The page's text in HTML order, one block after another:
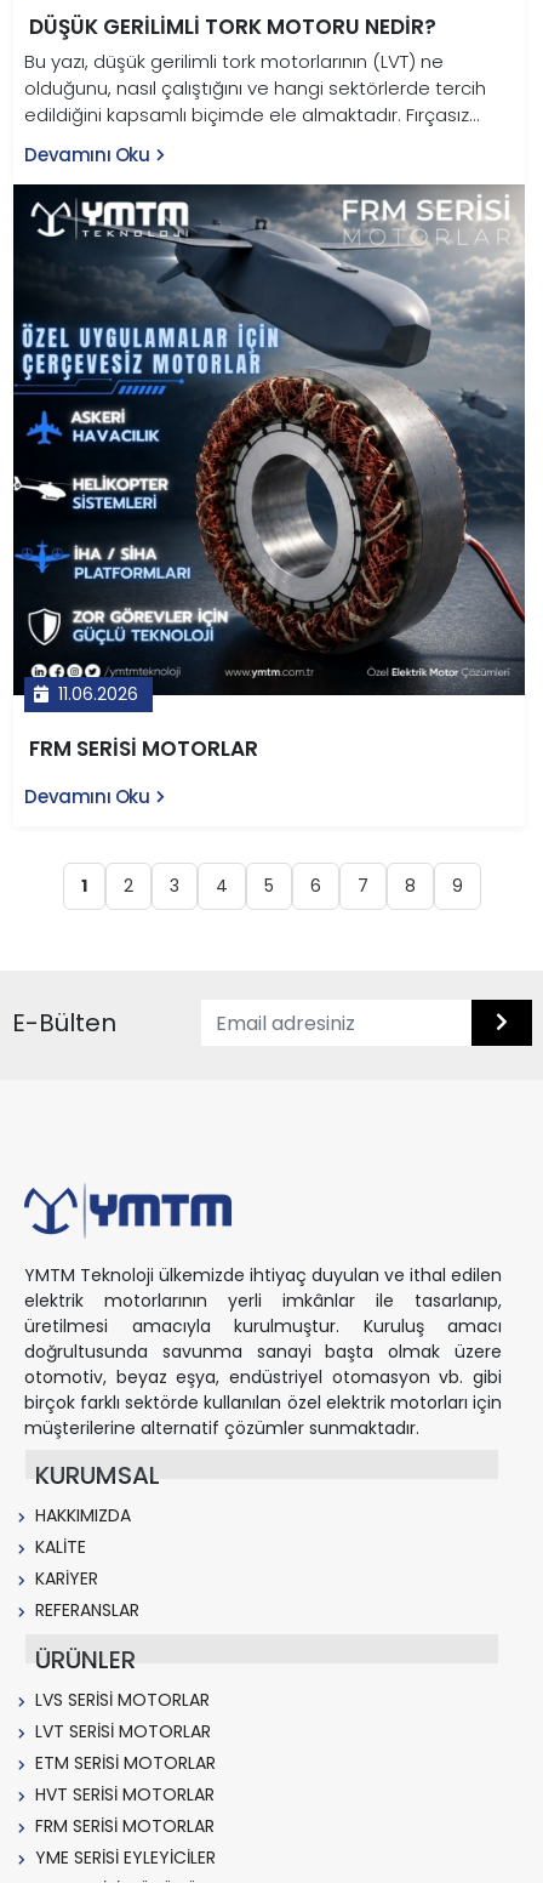
DÜŞÜK GERILIMLI TORK MOTORU NEDIR?
Bu yazı, düşük gerilimli tork motorlarının (LVT) ne
olduğunu, nasıl çalıştığını ve hangi sektörlerde tercih
edildiğini kapsamlı biçimde ele almaktadır. Fırçasız
sürekli mıknatıslı senkron motor mimarisine sahip LVT
motorlar; 12V–48V arasında çalışarak redüktöre ihtiyaç
duymadan yüksek moment üretir. Savunma sanayi,
endüstriyel robotik, tarım makineleri, elektrikli taşıtlar ve
medikal ekipman başta olmak üzere pek çok kritik
alanda kullanılan bu motorlar; dişli boşluğu olmaması,
sessiz çalışma, düşük bakım maliyeti ve uzun ömür gibi
avantajlarıyla geleneksel motor-redüktör
kombinasyonlarına üstün gelir. YMTM Teknoloji'nin yerli
tasarım ve üretim anlayışıyla geliştirdiği LVT serisi
motorlar, Türkiye'nin kritik teknoloji ihtiyaçlarına
rekabetçi çözümler sunmaktadır.
Devamını Oku
11.06.2026
FRM SERİSİ MOTORLAR
Devamını Oku
1 2 3 4 5 6 7 8 9
E-Bülten
YMTM Teknoloji ülkemizde ihtiyaç duyulan ve ithal edilen
elektrik motorlarının yerli imkânlar ile tasarlanıp,
üretilmesi amacıyla kurulmuştur. Kuruluş amacı
doğrultusunda savunma sanayi başta olmak üzere
otomotiv, beyaz eşya, endüstriyel otomasyon vb. gibi
birçok farklı sektörde kullanılan özel elektrik motorları için
müşterilerine alternatif çözümler sunmaktadır.
KURUMSAL
HAKKIMIZDA
KALİTE
KARİYER
REFERANSLAR
ÜRÜNLER
LVS SERİSİ MOTORLAR
LVT SERİSİ MOTORLAR
ETM SERİSİ MOTORLAR
HVT SERİSİ MOTORLAR
FRM SERİSİ MOTORLAR
YME SERİSİ EYLEYİCİLER